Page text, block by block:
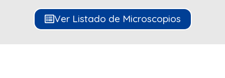
Ver Listado de Microscopios